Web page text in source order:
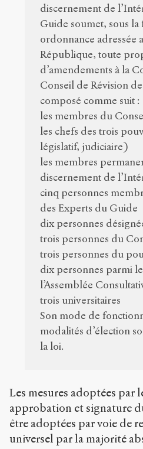
discernement de
Guide soumet, sous la
ordonnance adressée
République, toute
d’amendements à la
Conseil de Révision
composé comme suit :
les membres du
les chefs des trois
législatif, judiciaire)
les membres
discernement de
cinq personnes
des Experts du Guide
dix personnes
trois personnes du
trois personnes du
dix personnes parmi
l’Assemblée
trois universitaires
Son mode de
modalités d’élection
la loi.
Les mesures adoptées par
approbation et signature
être adoptées par voie de
universel par la majorité